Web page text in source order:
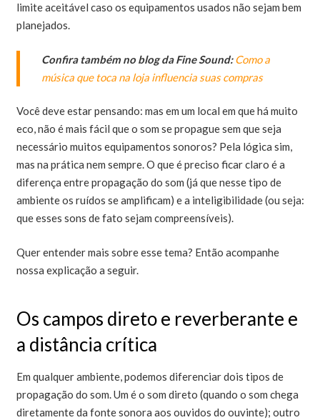
limite aceitável caso os equipamentos usados não sejam bem
planejados.
Confira também no blog da Fine Sound:Como a
música que toca na loja influencia suas compras
Você deve estar pensando: mas em um local em que há muito
eco, não é mais fácil que o som se propague sem que seja
necessário muitos equipamentos sonoros? Pela lógica sim,
mas na prática nem sempre. O que é preciso ficar claro é a
diferença entre propagação do som (já que nesse tipo de
ambiente os ruídos se amplificam) e a inteligibilidade (ou seja:
que esses sons de fato sejam compreensíveis).
Quer entender mais sobre esse tema? Então acompanhe
nossa explicação a seguir.
Os campos direto e reverberante e
a distância crítica
Em qualquer ambiente, podemos diferenciar dois tipos de
propagação do som. Um é o som direto (quando o som chega
diretamente da fonte sonora aos ouvidos do ouvinte); outro